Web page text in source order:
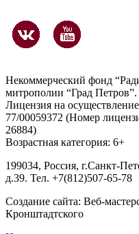
Некоммерческий фонд
митрополии “Град Петров”.
Лицензия на
77/00059372 (Номер
26884)
Возрастная категория: 6+
199034, Россия, г.Санкт-
д.39. Тел. +7(812)507-65-78
Создание сайта: Веб-
Кронштадтского